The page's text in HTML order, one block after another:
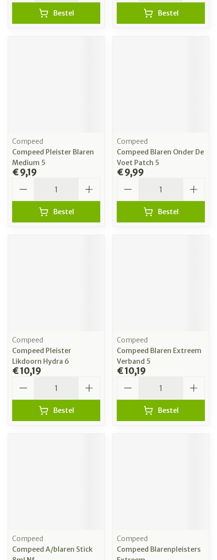
Bestel Bestel
Compeed
Compeed Pleister Blaren
Medium 5
€ 9,19
Bestel
Compeed
Compeed Blaren Onder De
Voet Patch 5
€ 9,99
Bestel
Compeed
Compeed Pleister
Likdoorn Hydra 6
€ 10,19
Bestel
Compeed
Compeed Blaren Extreem
Verband 5
€ 10,19
Bestel
Compeed
Compeed A/blaren Stick
Compeed
Compeed Blarenpleisters